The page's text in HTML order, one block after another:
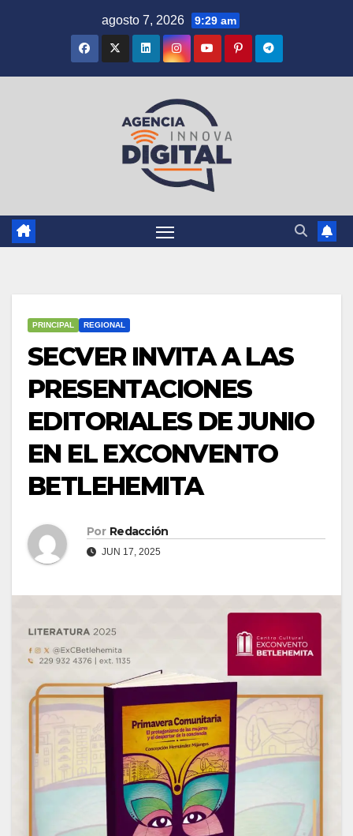
agosto 7, 2026 9:29 am
PRINCIPAL REGIONAL
SECVER INVITA A LAS
PRESENTACIONES
EDITORIALES DE JUNIO
EN EL EXCONVENTO
BETLEHEMITA
Por Redacción
JUN 17, 2025